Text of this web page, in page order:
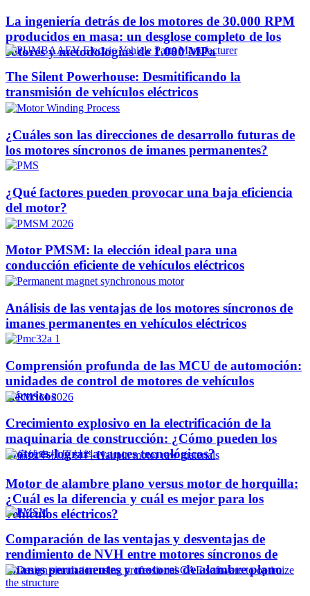
La ingeniería detrás de los motores de 30.000 RPM
producidos en masa: un desglose completo de los
rotores y metodologías de 1.000 MPa
The Silent Powerhouse: Desmitificando la
transmisión de vehículos eléctricos
¿Cuáles son las direcciones de desarrollo futuras de
los motores síncronos de imanes permanentes?
¿Qué factores pueden provocar una baja eficiencia
del motor?
Motor PMSM: la elección ideal para una
conducción eficiente de vehículos eléctricos
Análisis de las ventajas de los motores síncronos de
imanes permanentes en vehículos eléctricos
Comprensión profunda de las MCU de automoción:
unidades de control de motores de vehículos
eléctricos
Crecimiento explosivo en la electrificación de la
maquinaria de construcción: ¿Cómo pueden los
motores lograr avances tecnológicos?
Motor de alambre plano versus motor de horquilla:
¿Cuál es la diferencia y cuál es mejor para los
vehículos eléctricos?
Comparación de las ventajas y desventajas de
rendimiento de NVH entre motores síncronos de
imanes permanentes y motores de alambre plano